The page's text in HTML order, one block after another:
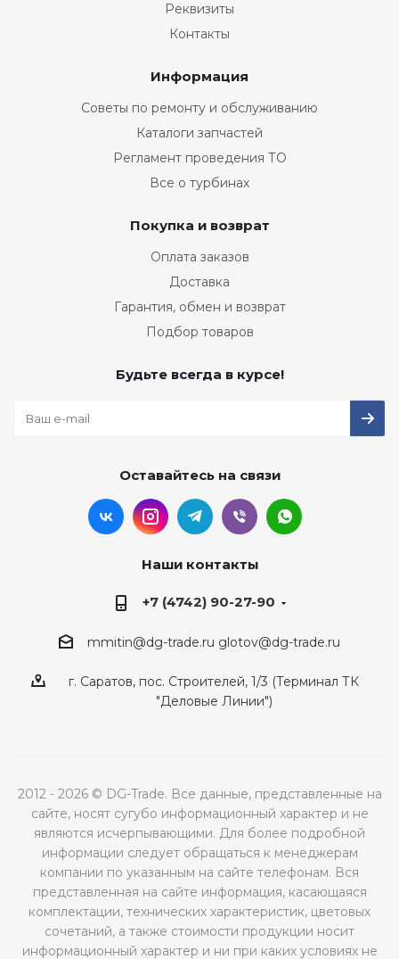
Реквизиты
Контакты
Информация
Советы по ремонту и обслуживанию
Каталоги запчастей
Регламент проведения ТО
Все о турбинах
Покупка и возврат
Оплата заказов
Доставка
Гарантия, обмен и возврат
Подбор товаров
Будьте всегда в курсе!
Оставайтесь на связи
Наши контакты
+7 (4742) 90-27-90
mmitin@dg-trade.ru glotov@dg-trade.ru
г. Саратов, пос. Строителей, 1/3 (Терминал ТК
"Деловые Линии")
2012 - 2026 © DG-Trade. Все данные, представленные на
сайте, носят сугубо информационный характер и не
являются исчерпывающими. Для более подробной
информации следует обращаться к менеджерам
компании по указанным на сайте телефонам. Вся
представленная на сайте информация, касающаяся
комплектации, технических характеристик, цветовых
сочетаний, а также стоимости продукции носит
информационный характер и ни при каких условиях не